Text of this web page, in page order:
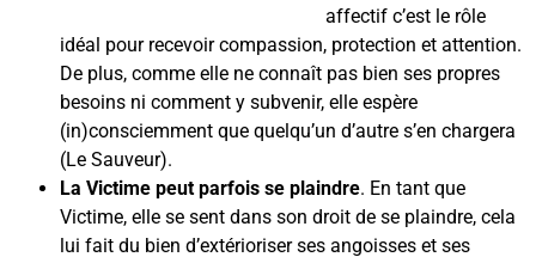
affectif c’est le rôle
idéal pour recevoir compassion, protection et attention.
De plus, comme elle ne connaît pas bien ses propres
besoins ni comment y subvenir, elle espère
(in)consciemment que quelqu’un d’autre s’en chargera
(Le Sauveur).
La Victime peut parfois se plaindre. En tant que
Victime, elle se sent dans son droit de se plaindre, cela
lui fait du bien d’extérioriser ses angoisses et ses